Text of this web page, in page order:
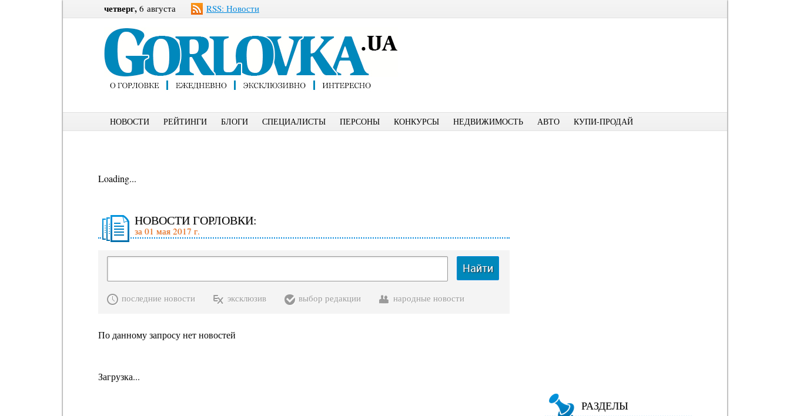
четверг, 6 августа RSS: Новости
НОВОСТИ РЕЙТИНГИ БЛОГИ СПЕЦИАЛИСТЫ ПЕРСОНЫ КОНКУРСЫ НЕДВИЖИМОСТЬ АВТО КУПИ-ПРОДАЙ
Loading...
НОВОСТИ ГОРЛОВКИ:
за 01 мая 2017 г.
Найти
последние новости эксклюзив выбор редакции народные новости
По данному запросу нет новостей
Загрузка...
РАЗДЕЛЫ